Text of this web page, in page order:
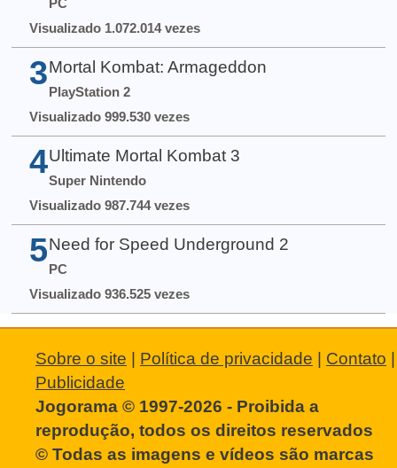
PC
Visualizado 1.072.014 vezes
3 Mortal Kombat: Armageddon
PlayStation 2
Visualizado 999.530 vezes
4 Ultimate Mortal Kombat 3
Super Nintendo
Visualizado 987.744 vezes
5 Need for Speed Underground 2
PC
Visualizado 936.525 vezes
Sobre o site | Política de privacidade | Contato |
Publicidade
Jogorama © 1997-2026 - Proibida a
reprodução, todos os direitos reservados
© Todas as imagens e vídeos são marcas